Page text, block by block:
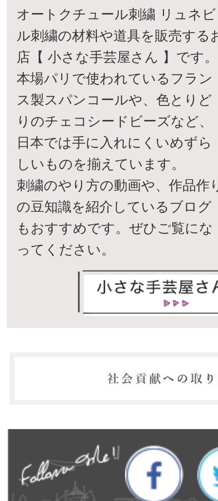
オートクチュール刺繍 リュネビ
ル刺繍の材料や道具を販売する
店【 小さな手芸屋さん 】です。
本場パリで使われているフラン
ス製スパンコールや、色とりど
りのチェコシードビーズなど、
日本では手に入れにくいめずら
しいものを揃えています。
刺繍のやり方の動画や、作品作
の豆知識を紹介しているブログ
もおすすめです。ぜひご覧にな
ってください。